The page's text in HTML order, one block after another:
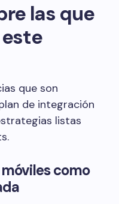
las que
que son
de integración
listas
como